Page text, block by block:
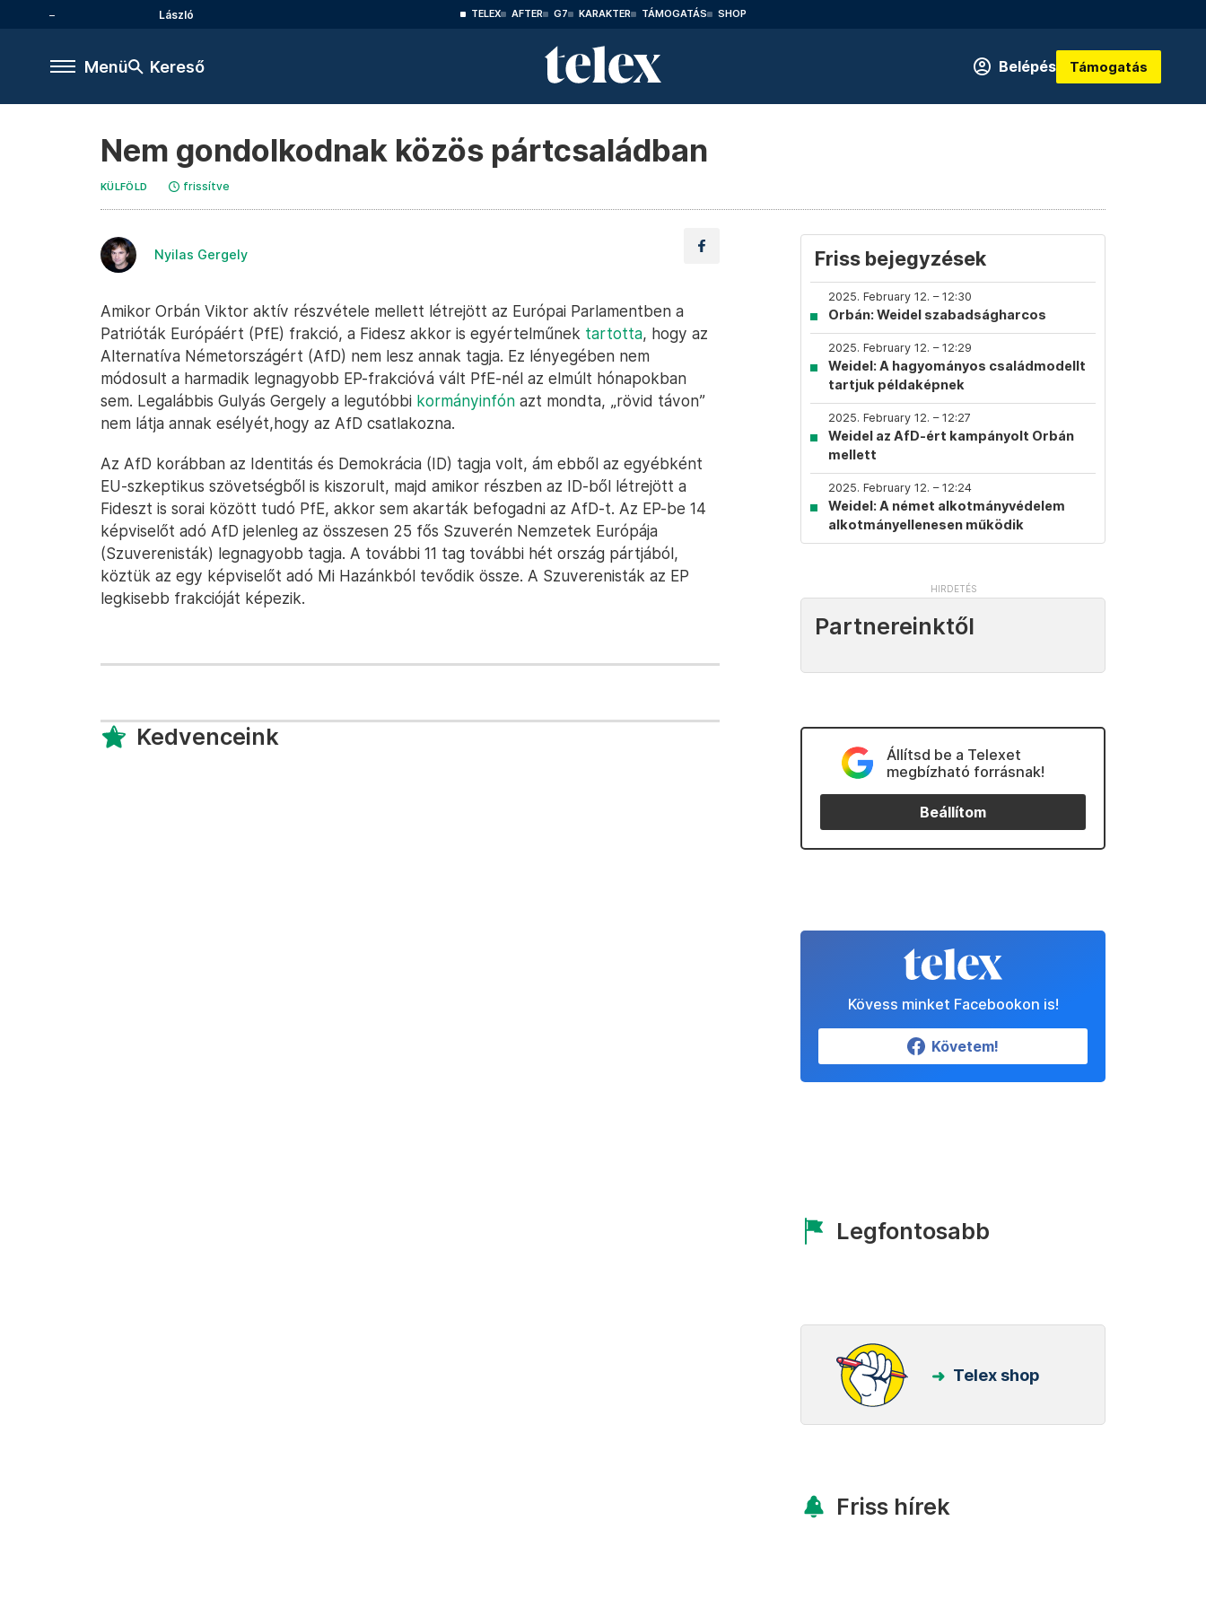
László TELEX AFTER G7 KARAKTER TÁMOGATÁS SHOP
Menü Kereső Belépés Támogatás
Nem gondolkodnak közös pártcsaládban
KÜLFÖLD frissítve
Nyilas Gergely
Amikor Orbán Viktor aktív részvétele mellett létrejött az Európai Parlamentben a
Patrióták Európáért (PfE) frakció, a Fidesz akkor is egyértelműnek tartotta, hogy az
Alternatíva Németországért (AfD) nem lesz annak tagja. Ez lényegében nem
módosult a harmadik legnagyobb EP-frakcióvá vált PfE-nél az elmúlt hónapokban
sem. Legalábbis Gulyás Gergely a legutóbbi kormányinfón azt mondta, „rövid távon”
nem látja annak esélyét,hogy az AfD csatlakozna.
Az AfD korábban az Identitás és Demokrácia (ID) tagja volt, ám ebből az egyébként
EU-szkeptikus szövetségből is kiszorult, majd amikor részben az ID-ből létrejött a
Fideszt is sorai között tudó PfE, akkor sem akarták befogadni az AfD-t. Az EP-be 14
képviselőt adó AfD jelenleg az összesen 25 fős Szuverén Nemzetek Európája
(Szuverenisták) legnagyobb tagja. A további 11 tag további hét ország pártjából,
köztük az egy képviselőt adó Mi Hazánkból tevődik össze. A Szuverenisták az EP
legkisebb frakcióját képezik.
Kedvenceink
Friss bejegyzések
2025. February 12. – 12:30
Orbán: Weidel szabadságharcos
2025. February 12. – 12:29
Weidel: A hagyományos családmodellt
tartjuk példaképnek
2025. February 12. – 12:27
Weidel az AfD-ért kampányolt Orbán
mellett
2025. February 12. – 12:24
Weidel: A német alkotmányvédelem
alkotmányellenesen működik
Partnereinktől
Állítsd be a Telexet
megbízható forrásnak!
Beállítom
Kövess minket Facebookon is!
Követem!
Legfontosabb
Telex shop
Friss hírek